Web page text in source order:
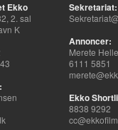
Ekko
2. sal
K
Sekretariat:
Annoncer:
Merete
6111 5851
Ekko
8838 9292